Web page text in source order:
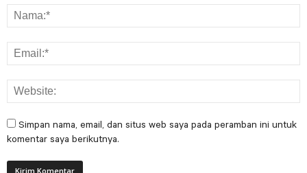
Simpan nama, email, dan situs web saya pada peramban ini untuk
komentar saya berikutnya.